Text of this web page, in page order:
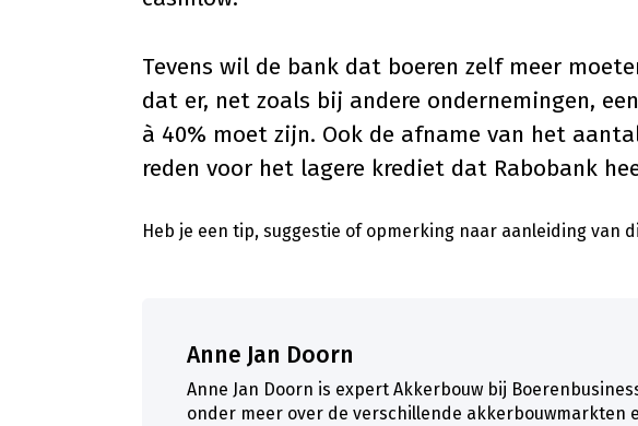
Tevens wil de bank dat boeren zelf meer
dat er, net zoals bij andere ondernemingen,
à 40% moet zijn. Ook de afname van het
reden voor het lagere krediet dat Rabobank
Heb je een tip, suggestie of opmerking naar aanleiding van
Anne Jan Doorn
Anne Jan Doorn is expert Akkerbouw bij
onder meer over de verschillende akkerbouwmarkten